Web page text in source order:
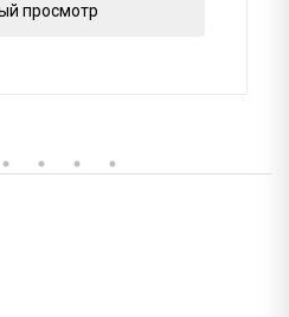
просмотр